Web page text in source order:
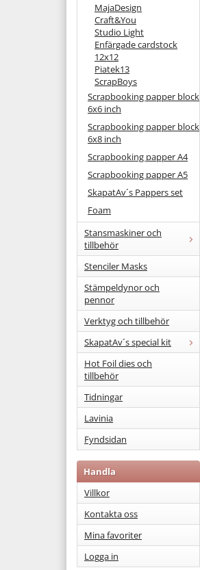
MajaDesign
Craft&You
Studio Light
Enfärgade cardstock
12x12
Piatek13
ScrapBoys
Scrapbooking papper block
6x6 inch
Scrapbooking papper block
6x8 inch
Scrapbooking papper A4
Scrapbooking papper A5
SkapatAv´s Pappers set
Foam
Stansmaskiner och
tillbehör
Stenciler Masks
Stämpeldynor och
pennor
Verktyg och tillbehör
SkapatAv´s special kit
Hot Foil dies och
tillbehör
Tidningar
Lavinia
Fyndsidan
Handla
Villkor
Kontakta oss
Mina favoriter
Logga in